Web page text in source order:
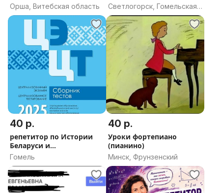
Орша, Витебская область
Светлогорск, Гомельская
область
40 р.
репетитор по Истории
Беларуси и
Обществоведению
Гомель
40 р.
Уроки фортепиано
(пианино)
Минск, Фрунзенский